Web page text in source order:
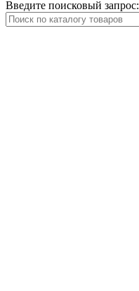
Введите поисковый запрос: